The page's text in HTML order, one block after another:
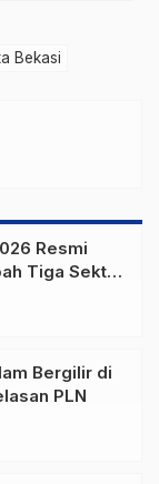
Bekasi
Resmi
Tiga Sektor
Bergilir di
PLN